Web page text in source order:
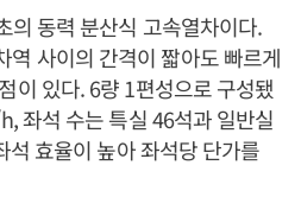
의 동력 분산식 고속열차이다.
역 사이의 간격이 짧아도 빠르게
이 있다. 6량 1편성으로 구성됐
좌석 수는 특실 46석과 일반실
효율이 높아 좌석당 단가를